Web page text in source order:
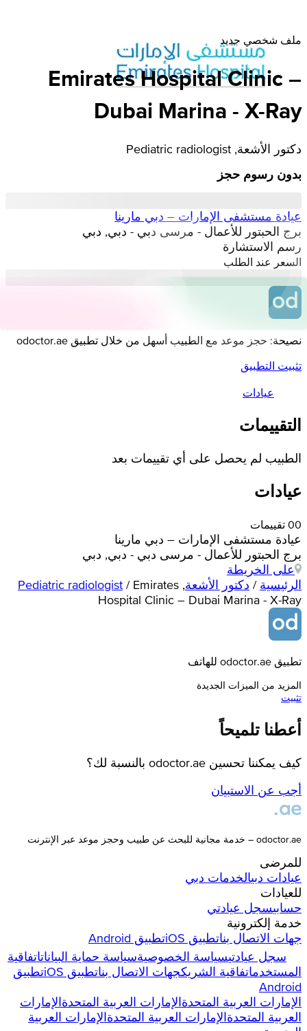
ملف شخصي جديد
EmiratesHospitalClinic –
Dubai Marina - X-Ray
دكتور الأشعة, Pediatric radiologist
بدون رسوم حجز
عيادة مستشفى الإمارات – دبي مارينا
برج الحبتور للأعمال - مرسى دبي - دبي, دبي
رسم الاستشارة
السعر عند الطلب
نصيحة: حجز موعد مع الطبيب أسهل من خلال تطبيق odoctor.ae
تثبيت التطبيق
عيادات
التقييمات
الطبيب لم يحصل على أي تقييمات بعد
عيادات
00 تقييمات
عيادة مستشفى الإمارات – دبي مارينا
برج الحبتور للأعمال - مرسى دبي - دبي, دبي
على الخريطة
الرئيسية / دكتور الأشعة,
Pediatric radiologist / Emirates
Hospital Clinic – Dubai Marina - X-Ray
تطبيق odoctor.ae للهاتف
المزيد من الميزات الجديدة
تثبيت
أعطنا تلميحاً
كيف يمكننا تحسين odoctor.ae بالنسبة لك؟
أجب عن الاستبيان
odoctor.ae – خدمة مجانية للبحث عن طبيب وحجز موعد عبر الإنترنت
للمرضى
عيادات دبيالخدمات دبي
للعيادات
حسابيسجل عيادتي
خدمة إلكترونية
جهات الاتصال بناتطبيق iOS
تطبيق Android
سجل عيادتيسياسة الخصوصيةسياسة حماية البياناتاتفاقية
المستخدماتفاقية الشريكجهات الاتصال بناتطبيق iOS
تطبيق
Android
الإمارات العربية المتحدةالإمارات العربية المتحدةالإمارات
العربية المتحدةالإمارات العربية المتحدةالإمارات العربية